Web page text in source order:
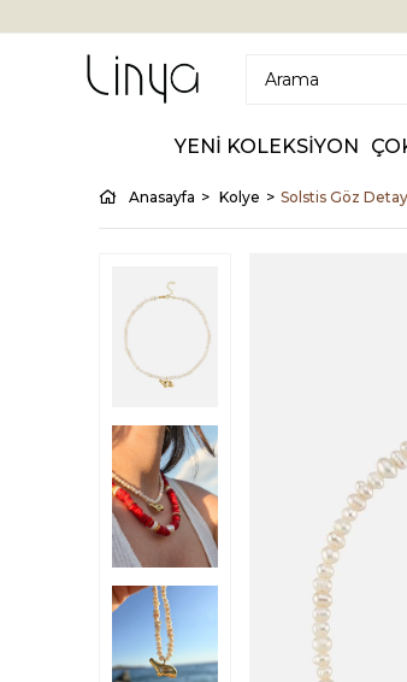
YENİ KOLEKSİYON
Anasayfa Kolye Solstis Göz